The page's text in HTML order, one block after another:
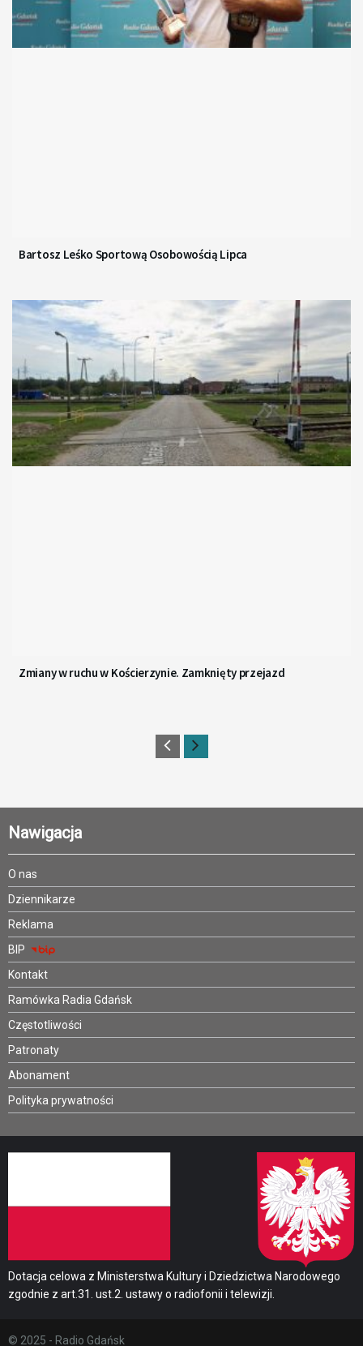
Bartosz Leśko Sportową Osobowością Lipca
Zmiany w ruchu w Kościerzynie. Zamknięty przejazd
Nawigacja
O nas
Dziennikarze
Reklama
BIP
Kontakt
Ramówka Radia Gdańsk
Częstotliwości
Patronaty
Abonament
Polityka prywatności
Dotacja celowa z Ministerstwa Kultury i Dziedzictwa Narodowego
zgodnie z art.31. ust.2. ustawy o radiofonii i telewizji.
© 2025 - Radio Gdańsk